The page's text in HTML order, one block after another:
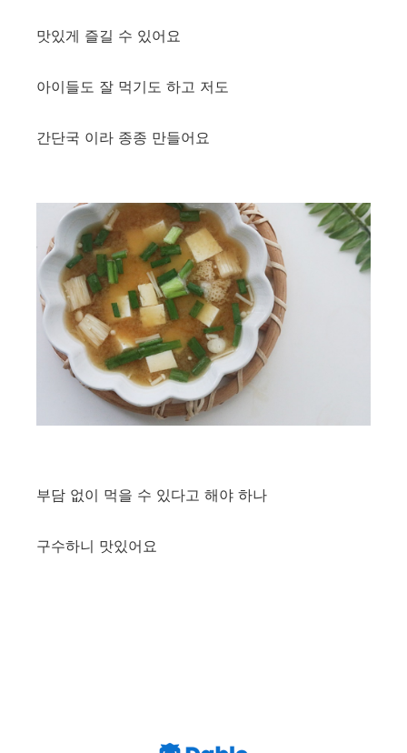
맛있게 즐길 수 있어요
아이들도 잘 먹기도 하고 저도
간단국 이라 종종 만들어요
부담 없이 먹을 수 있다고 해야 하나
구수하니 맛있어요